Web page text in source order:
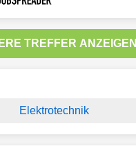
TREFFER ANZEIGEN
Elektrotechnik